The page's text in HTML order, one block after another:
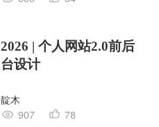
2026 | 个人网站2.0前后
台设计
靛木
907
78